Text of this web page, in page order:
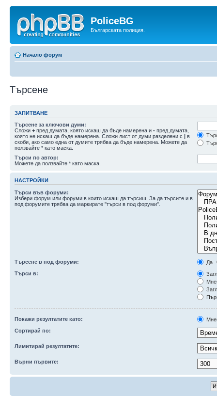
PoliceBG
Българската полиция.
Начало форум
Търсене
ЗАПИТВАНЕ
Търсене за ключови думи:
Сложи + пред думата, която искаш да бъде намерена и - пред думата,
която не искаш да бъде намерена. Сложи лист от думи разделени с | в
скоби, ако само една от думите трябва да бъде намерена. Можете да
ползвайте * като маска.
Търси по автор:
Можете да ползвайте * като маска.
НАСТРОЙКИ
Търси във форуми:
Избери форум или форуми в които искаш да търсиш. За да търсите и в
под форумите трябва да маркирате "търси в под форуми".
Търсене в под форуми:
Да
Търси в:
Покажи резултатите като:
Сортирай по:
Лимитирай резултатите:
Върни първите: